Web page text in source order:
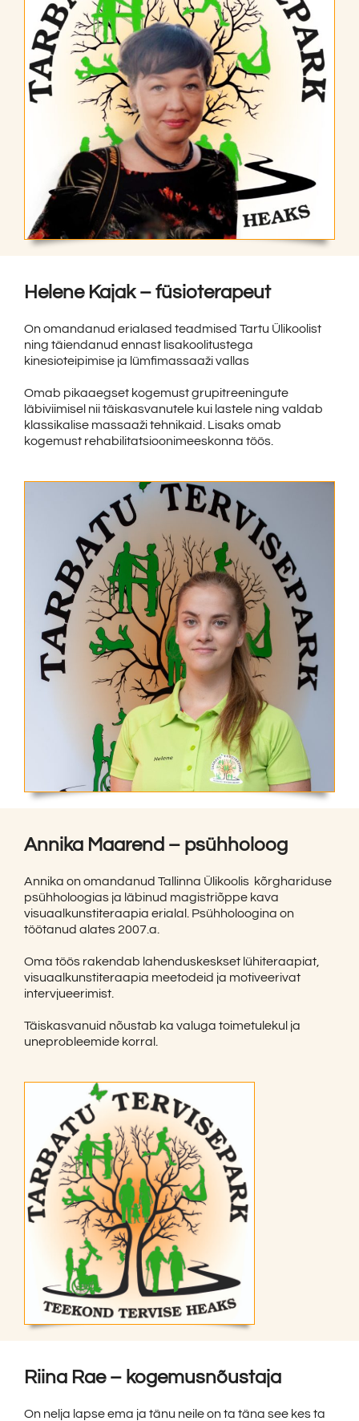
Helene Kajak – füsioterapeut
On omandanud erialased teadmised Tartu Ülikoolist
ning täiendanud ennast lisakoolitustega
kinesioteipimise ja lümfimassaaži vallas
Omab pikaaegset kogemust grupitreeningute
läbiviimisel nii täiskasvanutele kui lastele ning valdab
klassikalise massaaži tehnikaid. Lisaks omab
kogemust rehabilitatsioonimeeskonna töös.
Annika Maarend – psühholoog
Annika on omandanud Tallinna Ülikoolis kõrghariduse
psühholoogias ja läbinud magistriõppe kava
visuaalkunstiteraapia erialal. Psühholoogina on
töötanud alates 2007.a.
Oma töös rakendab lahenduskeskset lühiteraapiat,
visuaalkunstiteraapia meetodeid ja motiveerivat
intervjueerimist.
Täiskasvanuid nõustab ka valuga toimetulekul ja
uneprobleemide korral.
Riina Rae – kogemusnõustaja
On nelja lapse ema ja tänu neile on ta täna see kes ta